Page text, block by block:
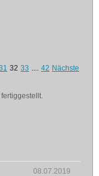
32 33 .... 42 Nächste
08.07.2019